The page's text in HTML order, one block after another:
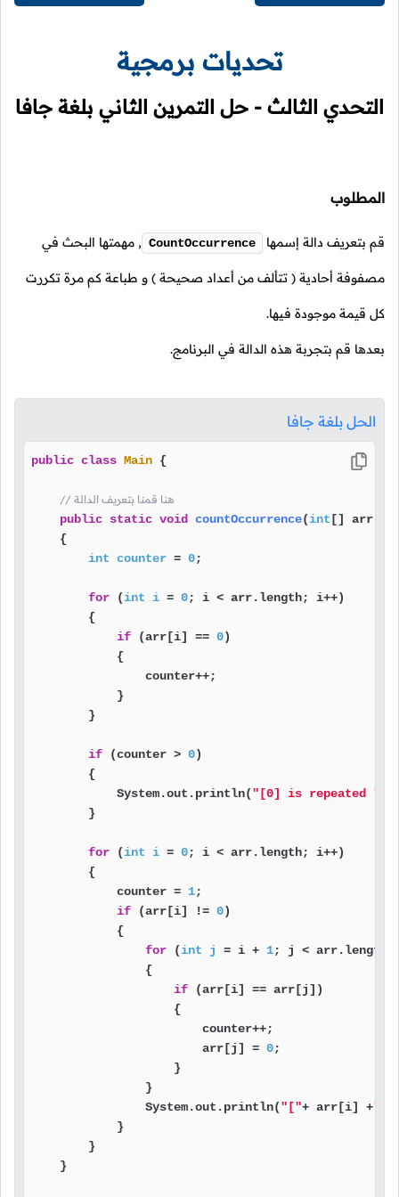
تحديات برمجية
التحدي الثالث - حل التمرين الثاني بلغة جافا
المطلوب
قم بتعريف دالة إسمها CountOccurrence
, مهمتها البحث في
مصفوفة أحادية ( تتألف من أعداد صحيحة ) و طباعة كم مرة تكررت
كل قيمة موجودة فيها.
بعدها قم بتجربة هذه الدالة في البرنامج.
الحل بلغة جافا
public class Main {
// هنا قمنا بتعريف الدالة
public static void countOccurrence(int [] arr)
    {
int counter = 0;
for (int i = 0; i < arr.length; i++)
        {
if (arr[i] == 0)
            {
                counter++;
            }
        }
if (counter > 0)
        {
            System.out.println(
"[0] is repeated "
        }
for (int i = 0; i < arr.length; i++)
        {
            counter =
1;
if (arr[i] != 0)
            {
for (int j = i + 1; j < arr.length;
                {
if (arr[i] == arr[j])
                    {
                        counter++;
                        arr[j] =
0;
                    }
                }
                System.out.println(
"["+ arr[i] +"]
            }
        }
    }